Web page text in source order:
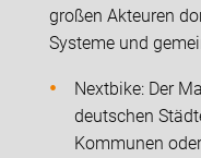
großen Akteuren
Systeme und
Nextbike: Der
deutschen
Kommunen